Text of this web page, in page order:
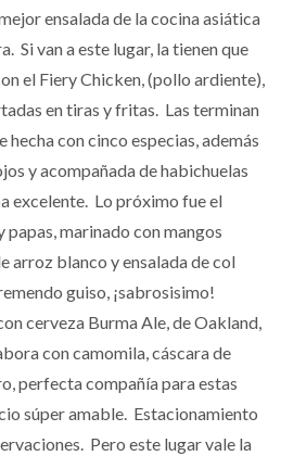
ensalada de la cocina asiática
Si van a este lugar, la tienen que
el Fiery Chicken, (pollo ardiente),
en tiras y fritas. Las terminan
hecha con cinco especias, además
y acompañada de habichuelas
excelente. Lo próximo fue el
marinado con mangos
arroz blanco y ensalada de col
guiso, ¡sabrosisimo!
cerveza Burma Ale, de Oakland,
con camomila, cáscara de
perfecta compañía para estas
súper amable. Estacionamiento
Pero este lugar vale la